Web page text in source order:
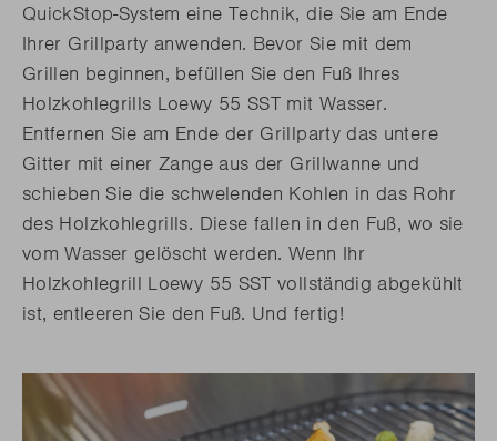
QuickStop-System eine Technik, die Sie am Ende
Ihrer Grillparty anwenden. Bevor Sie mit dem
Grillen beginnen, befüllen Sie den Fuß Ihres
Holzkohlegrills Loewy 55 SST mit Wasser.
Entfernen Sie am Ende der Grillparty das untere
Gitter mit einer Zange aus der Grillwanne und
schieben Sie die schwelenden Kohlen in das Rohr
des Holzkohlegrills. Diese fallen in den Fuß, wo sie
vom Wasser gelöscht werden. Wenn Ihr
Holzkohlegrill Loewy 55 SST vollständig abgekühlt
ist, entleeren Sie den Fuß. Und fertig!